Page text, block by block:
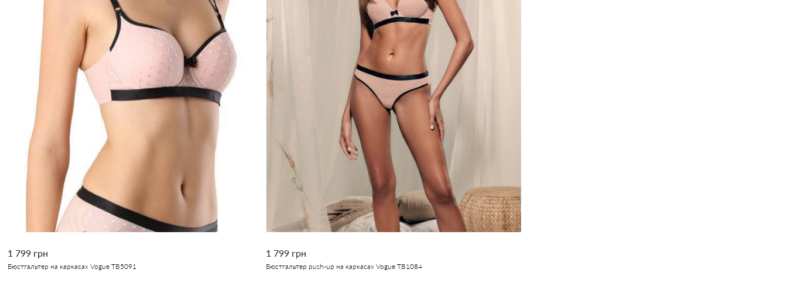
1 799 грн
Бюстгальтер на каркасах Vogue TB5091
1 799 грн
Бюстгальтер push-up на каркасах Vogue TB1084